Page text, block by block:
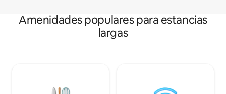
Amenidades populares para estancias
largas